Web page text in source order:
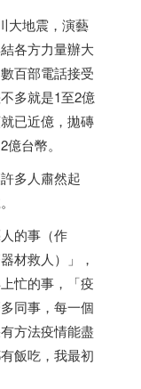
大地震，演藝
各方力量辦大
百部電話接受
多就是1至2億
已近億，拋磚
台幣。
多人肅然起
的事（作
材救人）」，
忙的事，「疫
同事，每一個
方法疫情能盡
飯吃，我最初